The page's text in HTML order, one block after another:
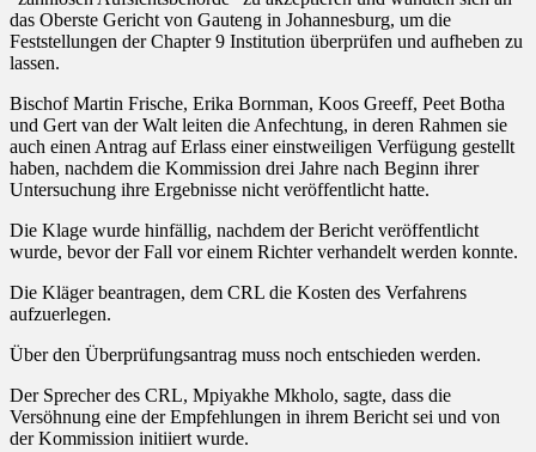
das Oberste Gericht von Gauteng in Johannesburg, um die
Feststellungen der Chapter 9 Institution überprüfen und aufheben zu
lassen.
Bischof Martin Frische, Erika Bornman, Koos Greeff, Peet Botha
und Gert van der Walt leiten die Anfechtung, in deren Rahmen sie
auch einen Antrag auf Erlass einer einstweiligen Verfügung gestellt
haben, nachdem die Kommission drei Jahre nach Beginn ihrer
Untersuchung ihre Ergebnisse nicht veröffentlicht hatte.
Die Klage wurde hinfällig, nachdem der Bericht veröffentlicht
wurde, bevor der Fall vor einem Richter verhandelt werden konnte.
Die Kläger beantragen, dem CRL die Kosten des Verfahrens
aufzuerlegen.
Über den Überprüfungsantrag muss noch entschieden werden.
Der Sprecher des CRL, Mpiyakhe Mkholo, sagte, dass die
Versöhnung eine der Empfehlungen in ihrem Bericht sei und von
der Kommission initiiert wurde.